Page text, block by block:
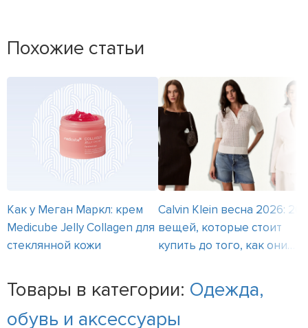
Похожие статьи
Как у Меган Маркл: крем
Medicube Jelly Collagen для
стеклянной кожи
Calvin Klein весна 2026: 20
вещей, которые стоит
купить до того, как они
Товары в категории: Одежда,
обувь и аксессуары